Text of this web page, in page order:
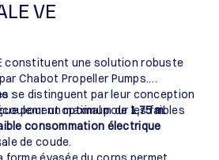
VE
constituent une solution robuste
Chabot Propeller Pumps.
se distinguent par leur conception
optimal pour les faibles
:
pour un maximum de 1,75 m.
consommation électrique
de coude.
: